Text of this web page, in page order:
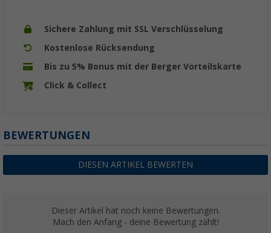
Sichere Zahlung mit SSL Verschlüsselung
Kostenlose Rücksendung
Bis zu 5% Bonus mit der Berger Vorteilskarte
Click & Collect
BEWERTUNGEN
DIESEN ARTIKEL BEWERTEN
Dieser Artikel hat noch keine Bewertungen.
Mach den Anfang - deine Bewertung zählt!